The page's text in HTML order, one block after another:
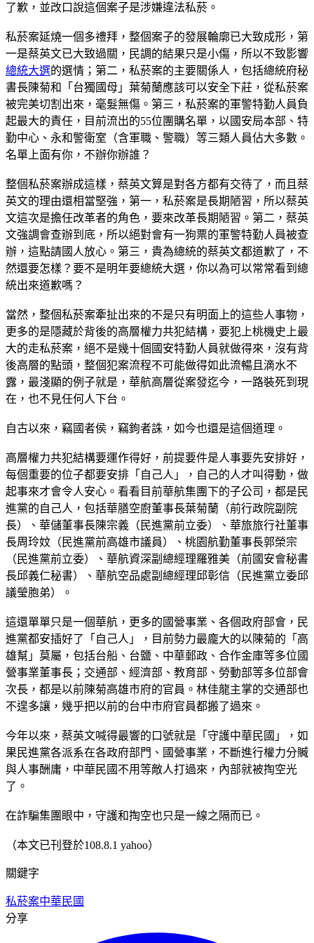
了歉，並改口說這個案子是涉嫌違法私菸。
私菸案延燒一個多禮拜，整個案子的發展輪廓已大致成形，第
一是蔡英文已大致過關，民調的結果只是小傷，所以不致影響
總統大選的選情；第二，私菸案的主要關係人，包括總統府秘
書長陳菊和「台獨國母」葉菊蘭應該可以安全下莊，從私菸案
被完美切割出來，毫髮無傷。第三，私菸案的軍警特勤人員負
起最大的責任，目前流出的55位團購名單，以國安局本部、特
勤中心、永和警衛室（含軍職、警職）等三類人員佔大多數。
名單上面有你，不辦你辦誰？
整個私菸案辦成這樣，蔡英文算是對各方都有交待了，而且蔡
英文的理由還相當堅強，第一，私菸案是長期陋習，所以蔡英
文這次是擔任改革者的角色，要來改革長期陋習。第二，蔡英
文強調會查辦到底，所以絕對會有一狗票的軍警特勤人員被查
辦，這點請國人放心。第三，貴為總統的蔡英文都道歉了，不
然還要怎樣？要不是明年要總統大選，你以為可以常常看到總
統出來道歉嗎？
當然，整個私菸案牽扯出來的不是只有明面上的這些人事物，
更多的是隱藏於背後的高層權力共犯結構，要犯上桃機史上最
大的走私菸案，絕不是幾十個國安特勤人員就做得來，沒有背
後高層的點頭，整個犯案流程不可能做得如此流暢且滴水不
露，最淺顯的例子就是，華航高層從案發迄今，一路裝死到現
在，也不見任何人下台。
自古以來，竊國者侯，竊鉤者誅，如今也還是這個道理。
高層權力共犯結構要運作得好，前提要件是人事要先安排好，
每個重要的位子都要安排「自己人」，自己的人才叫得動，做
起事來才會令人安心。看看目前華航集團下的子公司，都是民
進黨的自己人，包括華膳空廚董事長葉菊蘭（前行政院副院
長）、華儲董事長陳宗義（民進黨前立委）、華旅旅行社董事
長周玲妏（民進黨前高雄市議員）、桃園航勤董事長郭榮宗
（民進黨前立委）、華航資深副總經理羅雅美（前國安會秘書
長邱義仁秘書）、華航空品處副總經理邱彰信（民進黨立委邱
議瑩胞弟）。
這還單單只是一個華航，更多的國營事業、各個政府部會，民
進黨都安插好了「自己人」，目前勢力最龐大的以陳菊的「高
雄幫」莫屬，包括台船、台鹽、中華郵政、合作金庫等多位國
營事業董事長；交通部、經濟部、教育部、勞動部等多位部會
次長，都是以前陳菊高雄市府的官員。林佳龍主掌的交通部也
不遑多讓，幾乎把以前的台中市府官員都搬了過來。
今年以來，蔡英文喊得最響的口號就是「守護中華民國」，如
果民進黨各派系在各政府部門、國營事業，不斷進行權力分贓
與人事酬庸，中華民國不用等敵人打過來，內部就被掏空光
了。
在詐騙集團眼中，守護和掏空也只是一線之隔而已。
（本文已刊登於108.8.1 yahoo）
關鍵字
私菸案中華民國
分享